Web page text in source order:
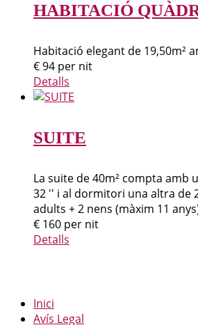
HABITACIÓ
Habitació elegant de 19,50m²
€94 per nit
Detalls
SUITE
La suite de 40m² compta
32 '' i al dormitori una altra de
adults + 2 nens (màxim 11
€ 160 per nit
Detalls
Inici
Avís Legal